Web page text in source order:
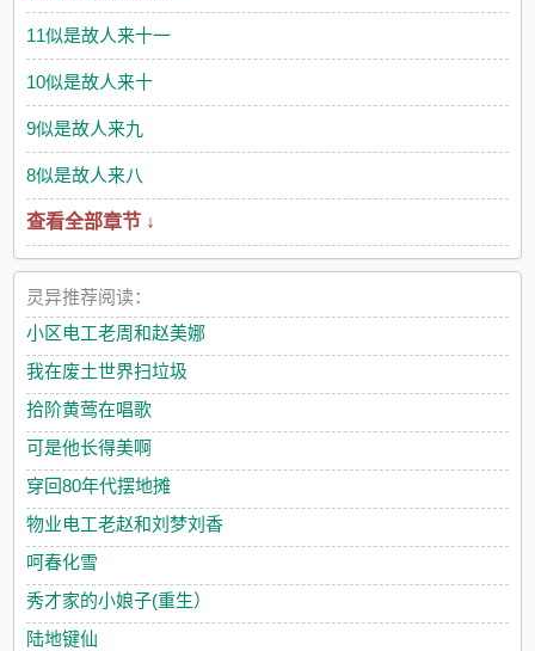
11似是故人来十一
10似是故人来十
9似是故人来九
8似是故人来八
查看全部章节 ↓
灵异推荐阅读：
小区电工老周和赵美娜
我在废土世界扫垃圾
拾阶黄莺在唱歌
可是他长得美啊
穿回80年代摆地摊
物业电工老赵和刘梦刘香
呵春化雪
秀才家的小娘子(重生）
陆地键仙